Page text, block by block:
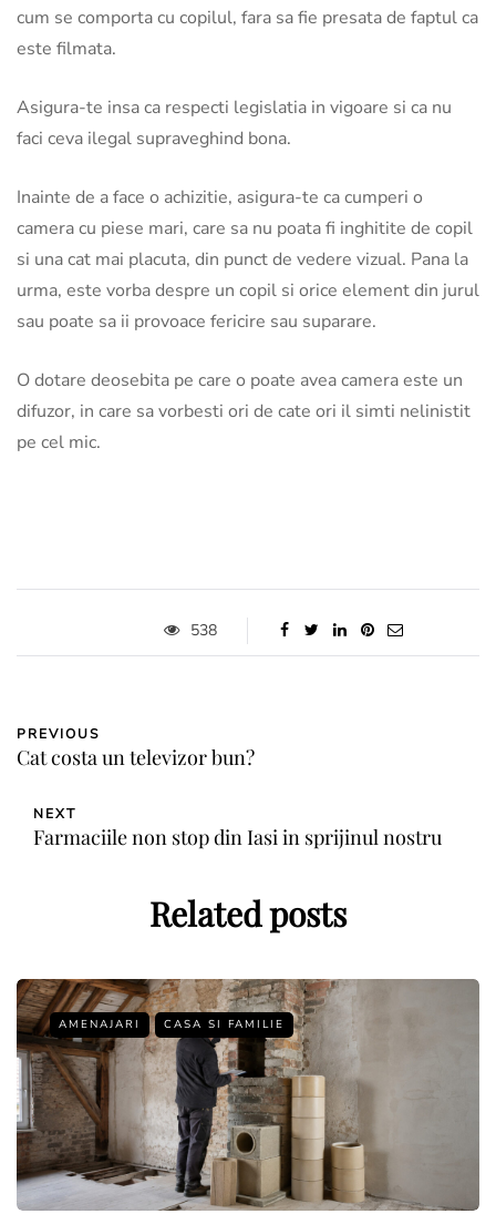
cum se comporta cu copilul, fara sa fie presata de faptul ca
este filmata.
Asigura-te insa ca respecti legislatia in vigoare si ca nu
faci ceva ilegal supraveghind bona.
Inainte de a face o achizitie, asigura-te ca cumperi o
camera cu piese mari, care sa nu poata fi inghitite de copil
si una cat mai placuta, din punct de vedere vizual. Pana la
urma, este vorba despre un copil si orice element din jurul
sau poate sa ii provoace fericire sau suparare.
O dotare deosebita pe care o poate avea camera este un
difuzor, in care sa vorbesti ori de cate ori il simti nelinistit
pe cel mic.
538
PREVIOUS
Cat costa un televizor bun?
NEXT
Farmaciile non stop din Iasi in sprijinul nostru
Related posts
AMENAJARI CASA SI FAMILIE